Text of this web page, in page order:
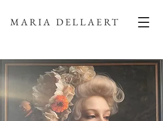
MARIA DELLAERT